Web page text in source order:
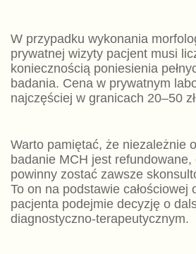
W przypadku wykonania
prywatnej wizyty pacjent musi
koniecznością poniesienia
badania. Cena w prywatnym
najczęściej w granicach 20–50
Warto pamiętać, że niezależnie
badanie MCH jest
powinny zostać zawsze
To on na podstawie całościowej
pacjenta podejmie decyzję o
diagnostyczno-terapeutycznym.